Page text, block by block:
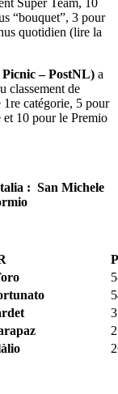
Super Team, 10
“bouquet”, 3 pour
quotidien (lire la
– PostNL) a
classement de
1re catégorie, 5 pour
et 10 pour le Premio
: San Michele